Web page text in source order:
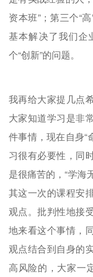
资本班”；第三个“高
基本解决了我们企
个“创新”的问题。
我再给大家提几点
大家知道学习是非
件事情，现在自身“
习很有必要性，同
是很痛苦的，“学海
其这一次的课程安
观点。批判性地接
地来看这个事情，
观点结合到自身的
高风险的，大家一